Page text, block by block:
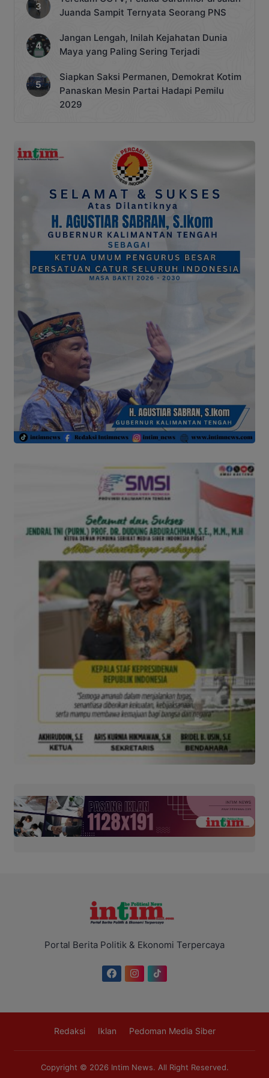
Juanda Sampit Ternyata Seorang PNS
Jangan Lengah, Inilah Kejahatan Dunia
Maya yang Paling Sering Terjadi
Siapkan Saksi Permanen, Demokrat Kotim
Panaskan Mesin Partai Hadapi Pemilu
2029
Portal Berita Politik & Ekonomi Terpercaya
Redaksi Iklan Pedoman Media Siber
Copyright © 2026 Intim News. All Right Reserved.